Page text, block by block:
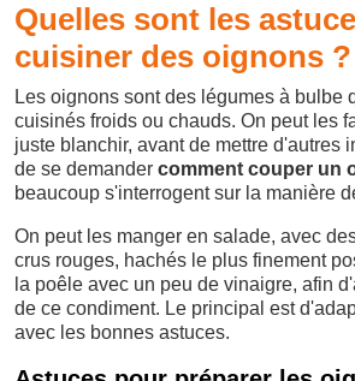
Quelles sont les
cuisiner des oignons ?
Les oignons sont des légumes à bulbe
cuisinés froids ou chauds. On peut les
juste blanchir, avant de mettre d'autres
de se demander comment couper un
beaucoup s'interrogent sur la manière
On peut les manger en salade, avec
crus rouges, hachés le plus finement
la poêle avec un peu de vinaigre, afin
de ce condiment. Le principal est
avec les bonnes astuces.